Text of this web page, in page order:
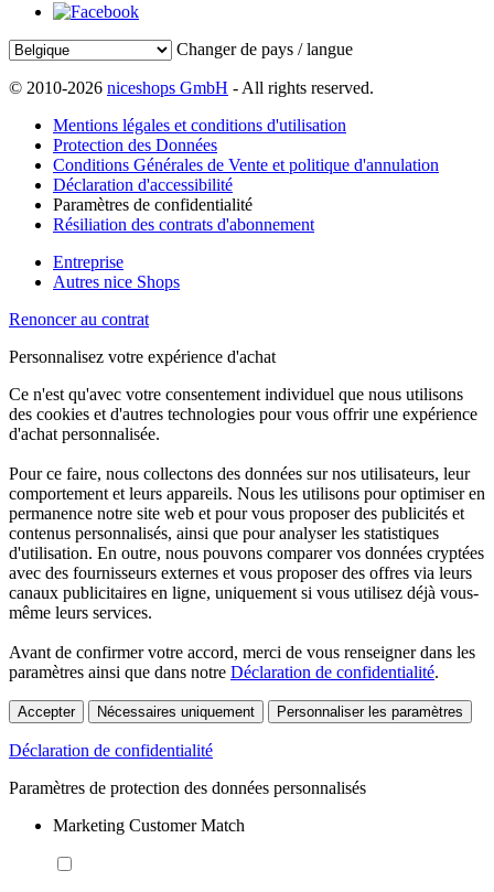
Changer de pays / langue
© 2010-2026 niceshops GmbH - All rights reserved.
Mentions légales et conditions d'utilisation
Protection des Données
Conditions Générales de Vente et politique d'annulation
Déclaration d'accessibilité
Paramètres de confidentialité
Résiliation des contrats d'abonnement
Entreprise
Autres nice Shops
Renoncer au contrat
Personnalisez votre expérience d'achat
Ce n'est qu'avec votre consentement individuel que nous utilisons
des cookies et d'autres technologies pour vous offrir une expérience
d'achat personnalisée.
Pour ce faire, nous collectons des données sur nos utilisateurs, leur
comportement et leurs appareils. Nous les utilisons pour optimiser en
permanence notre site web et pour vous proposer des publicités et
contenus personnalisés, ainsi que pour analyser les statistiques
d'utilisation. En outre, nous pouvons comparer vos données cryptées
avec des fournisseurs externes et vous proposer des offres via leurs
canaux publicitaires en ligne, uniquement si vous utilisez déjà vous-
même leurs services.
Avant de confirmer votre accord, merci de vous renseigner dans les
paramètres ainsi que dans notre Déclaration de confidentialité.
Accepter Nécessaires uniquement Personnaliser les paramètres
Déclaration de confidentialité
Paramètres de protection des données personnalisés
Marketing Customer Match